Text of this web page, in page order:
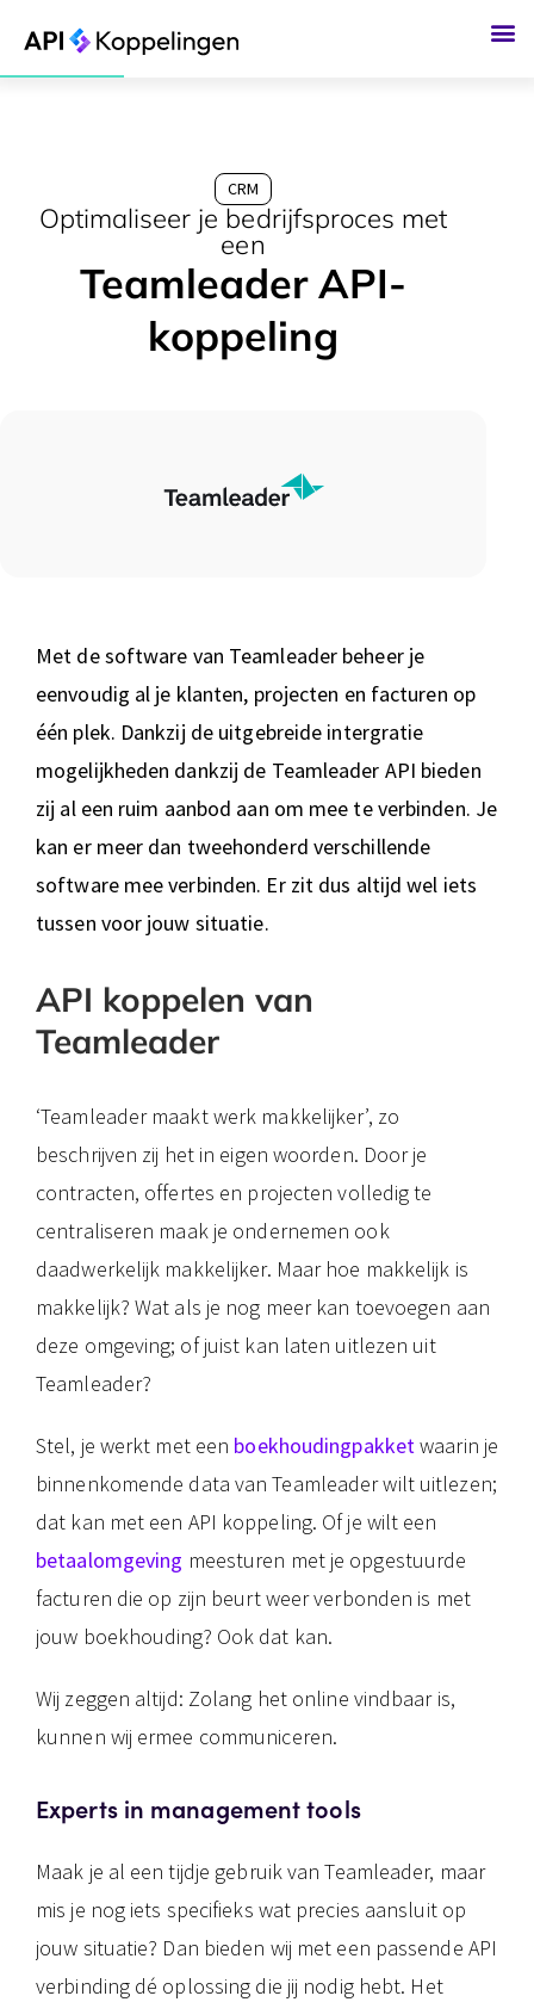
CRM
Optimaliseer je bedrijfsproces met
een
Teamleader API-
koppeling
Met de software van Teamleader beheer je
eenvoudig al je klanten, projecten en facturen op
één plek. Dankzij de uitgebreide intergratie
mogelijkheden dankzij de Teamleader API bieden
zij al een ruim aanbod aan om mee te verbinden. Je
kan er meer dan tweehonderd verschillende
software mee verbinden. Er zit dus altijd wel iets
tussen voor jouw situatie.
API koppelen van
Teamleader
‘Teamleader maakt werk makkelijker’, zo
beschrijven zij het in eigen woorden. Door je
contracten, offertes en projecten volledig te
centraliseren maak je ondernemen ook
daadwerkelijk makkelijker. Maar hoe makkelijk is
makkelijk? Wat als je nog meer kan toevoegen aan
deze omgeving; of juist kan laten uitlezen uit
Teamleader?
Stel, je werkt met een boekhoudingpakketwaarin je
binnenkomende data van Teamleader wilt uitlezen;
dat kan met een API koppeling. Of je wilt een
betaalomgeving meesturen met je opgestuurde
facturen die op zijn beurt weer verbonden is met
jouw boekhouding? Ook dat kan.
Wij zeggen altijd: Zolang het online vindbaar is,
kunnen wij ermee communiceren.
Experts in management tools
Maak je al een tijdje gebruik van Teamleader, maar
mis je nog iets specifieks wat precies aansluit op
jouw situatie? Dan bieden wij met een passende API
verbinding dé oplossing die jij nodig hebt. Het